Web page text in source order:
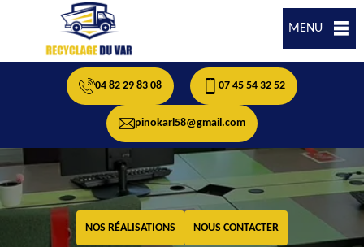
MENU
04 82 29 83 08 07 45 54 32 52
pinokarl58@gmail.com
NOS RÉALISATIONS NOUS CONTACTER